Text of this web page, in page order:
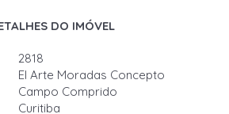
DO IMÓVEL
2818
El Arte Moradas Concepto
Campo Comprido
Curitiba